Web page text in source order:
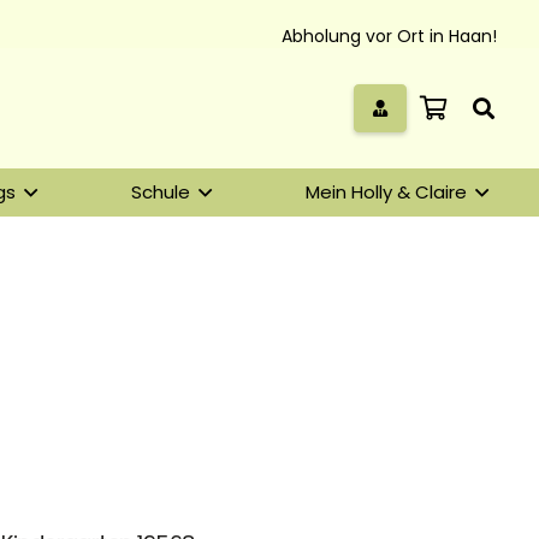
Abholung vor Ort in Haan!
Schule Mein Holly & Claire